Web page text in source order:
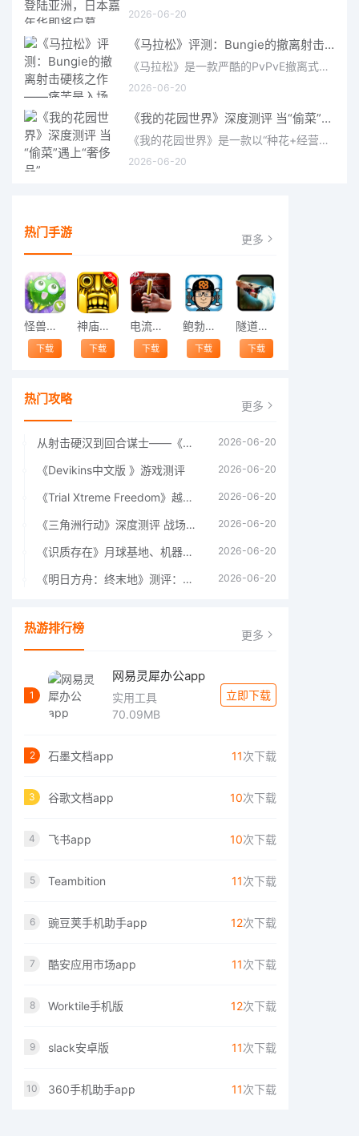
2026-06-20
《马拉松》评测：Bungie的撤离射击硬核之作——痛苦是入场券，回报是顶级的
《马拉松》是一款严酷的PvPvE撤离式射击游戏，现已登陆PS5、Xbox Series X/S和PC。它继承了Bungie上世纪90年
2026-06-20
《我的花园世界》深度测评 当“偷菜”遇上“奢侈品”
《我的花园世界》是一款以“种花+经营+社交”为核心的模拟经营类手游。游戏将玩家置于一个古风花园环境中，扮
2026-06-20
热门手游 更多
怪兽跳跃
下载
神庙逃亡中文版
下载
电流急急棒
下载
鲍勃的梦境
下载
隧道逃脱
下载
热门攻略 更多
从射击硬汉到回合谋士——《战争机器：战略版》如何演绎另一位猛男的传奇 2026-06-20
《Devikins中文版 》游戏测评 2026-06-20
《Trial Xtreme Freedom》越野摩托车测评总结 2026-06-20
《三角洲行动》深度测评 战场上的野心与裂痕 2026-06-20
《识质存在》月球基地、机器人女孩多年来最佳射击游戏 2026-06-20
《明日方舟：终末地》测评：于荒芜之中，重建文明 2026-06-20
热游排行榜 更多
1
网易灵犀办公app
实用工具
70.09MB
立即下载
2 石墨文档app 11次下载
3 谷歌文档app 10次下载
4 飞书app 10次下载
5 Teambition 11次下载
6 豌豆荚手机助手app 12次下载
7 酷安应用市场app 11次下载
8 Worktile手机版 12次下载
9 slack安卓版 11次下载
10 360手机助手app 11次下载